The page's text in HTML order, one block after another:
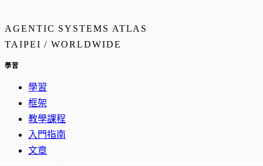
AGENTIC SYSTEMS ATLAS
TAIPEI / WORLDWIDE
學習
學習
框架
教學課程
入門指南
文章